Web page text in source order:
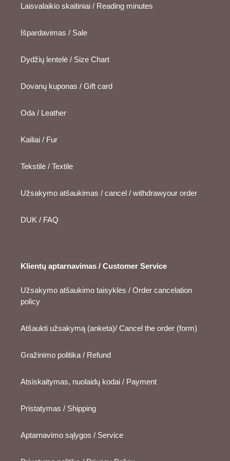
Laisvalaikio skaitiniai / Reading minutes
Išpardavimas / Sale
Dydžių lentelė / Size Chart
Dovanų kuponas / Gift card
Oda / Leather
Kailiai / Fur
Tekstilė / Textile
Užsakymo atšaukimas / cancel / withdrawyour order
DUK / FAQ
Klientų aptarnavimas / Customer Service
Užsakymo atšaukimo taisyklės / Order cancelation
policy
Atšaukti užsakymą (anketa)/ Cancel the order (form)
Gražinimo politika / Refund
Atsiskaitymas, nuolaidų kodai / Payment
Pristatymas / Shipping
Aptarnavimo sąlygos / Service